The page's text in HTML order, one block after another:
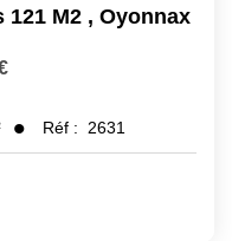
121 M2 , Oyonnax
Réf : 2631